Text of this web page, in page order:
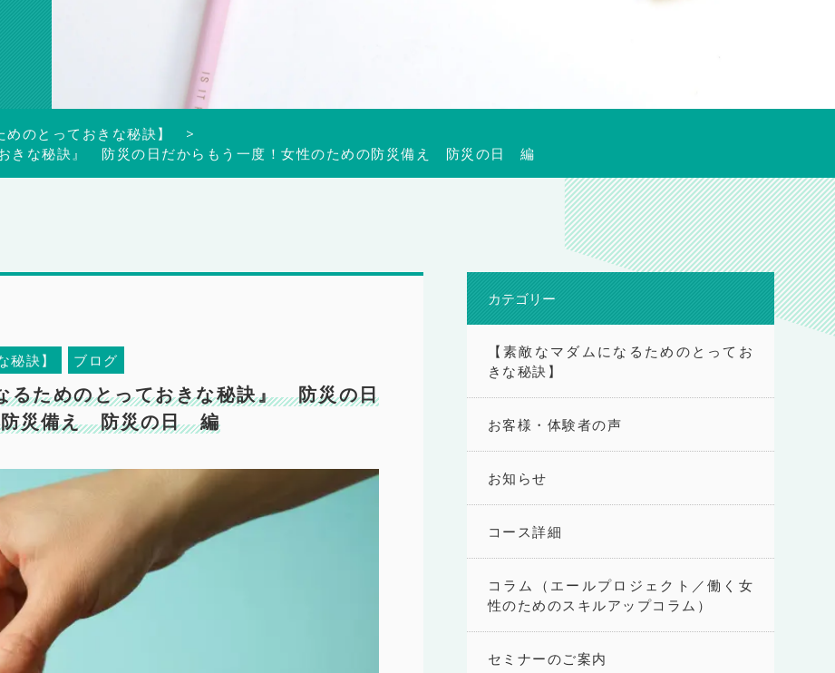
めのとっておきな秘訣】
きな秘訣』 防災の日だからもう一度！女性のための防災備え 防災の日 編
秘訣】
ブログ
ためのとっておきな秘訣』 防災の日
防災備え 防災の日 編
カテゴリー
【素敵なマダムになるためのとってお
きな秘訣】
お客様・体験者の声
お知らせ
コース詳細
コラム（エールプロジェクト／働く女
性のためのスキルアップコラム）
セミナーのご案内